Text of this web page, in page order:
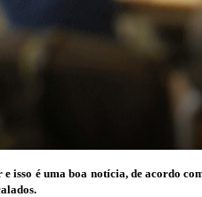
e isso é uma boa notícia, de acordo